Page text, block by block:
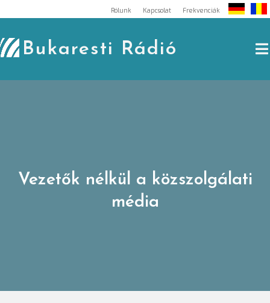
to
content
Rólunk Kapcsolat Frekvenciák
Bukaresti Rádió
Vezetők nélkül a közszolgálati
média